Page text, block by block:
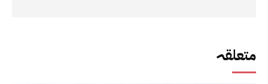
متعلقہ